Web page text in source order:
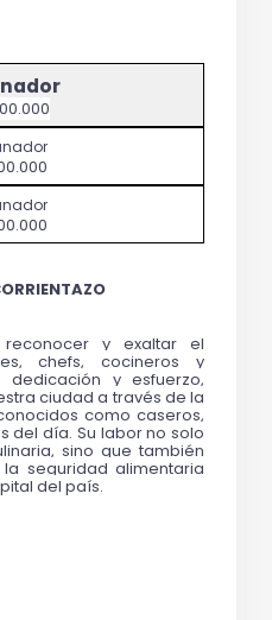
y exaltar el
chefs, cocineros y
y esfuerzo,
ciudad a través de la
como caseros,
del día. Su labor no solo
sino que también
seguridad alimentaria
del país.